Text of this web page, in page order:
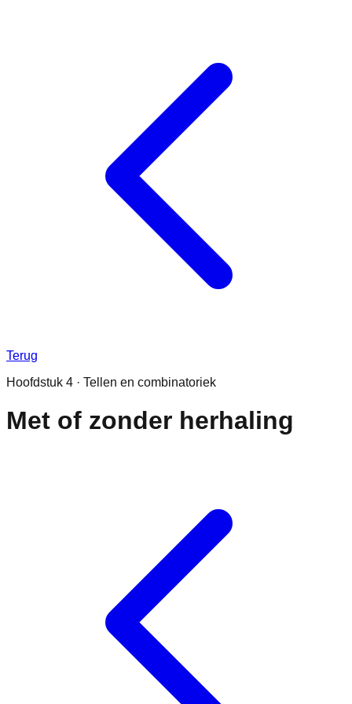
Terug
Hoofdstuk 4 · Tellen en combinatoriek
Met of zonder herhaling